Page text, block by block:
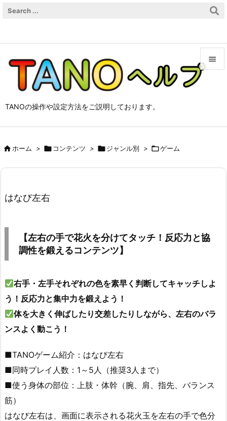
TANOの操作や設定方法をご説明しております。

次へ
ホーム >  コンテンツ > ジャンル別 > ゲーム
はなび左右
【左右の手で花火を分けてタッチ！反応力と協
調性を鍛えるコンテンツ】
右手・左手それぞれの色を素早く判断してキャッチしよ
う！反応力と集中力を鍛えよう！
体を大きく伸ばしたり交差したりしながら、左右のバラ
ンスよく動こう！
■TANOゲーム紹介：はなび左右
■同時プレイ人数：1～5人（推奨3人まで）
■使う身体の部位：上肢・体幹（腕、肩、指先、バランス
筋）
はなび左右は、画面に表示される花火玉を左右の手で色分